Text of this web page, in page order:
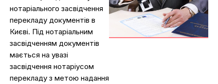
нотаріального засвідчення
перекладу документів в
Києві. Під нотаріальним
засвідченням документів
мається на увазі
засвідчення нотаріусом
перекладу з метою надання